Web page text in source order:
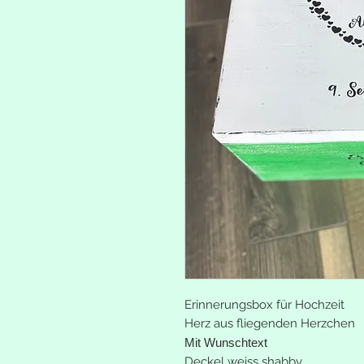
Erinnerungsbox für Hochzeit
Herz aus fliegenden Herzchen
Mit Wunschtext